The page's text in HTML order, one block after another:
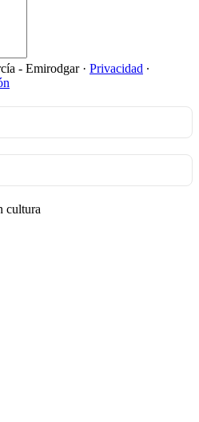
- Emirodgar· Privacidad ∙
cultura